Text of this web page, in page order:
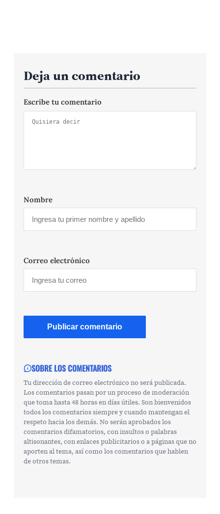
Deja un comentario
Escribe tu comentario
Nombre
Correo electrónico
SOBRE LOS COMENTARIOS
Tu dirección de correo electrónico no será publicada.
Los comentarios pasan por un proceso de moderación
que toma hasta 48 horas en días útiles. Son bienvenidos
todos los comentarios siempre y cuando mantengan el
respeto hacia los demás. No serán aprobados los
comentarios difamatorios, con insultos o palabras
altisonantes, con enlaces publicitarios o a páginas que no
aporten al tema, así como los comentarios que hablen
de otros temas.